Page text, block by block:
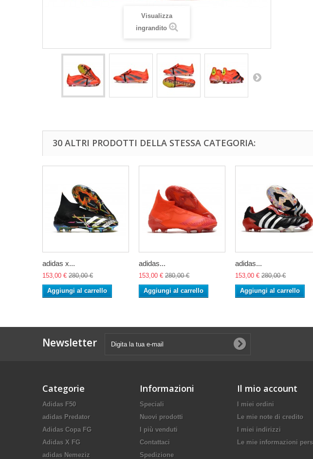
Visualizza
ingrandito
30 ALTRI PRODOTTI DELLA STESSA CATEGORIA:
adidas x...
153,00 € 280,00 €
Aggiungi al carrello
adidas...
153,00 € 280,00 €
Aggiungi al carrello
adidas...
153,00 € 280,00 €
Aggiungi al carrello
Newsletter
Categorie
Adidas F50
adidas Predator
Adidas Copa FG
Adidas X FG
adidas Nemeziz
Informazioni
Speciali
Nuovi prodotti
I più venduti
Contattaci
Spedizione
Il mio account
I miei ordini
Le mie note di credito
I miei indirizzi
Le mie informazioni